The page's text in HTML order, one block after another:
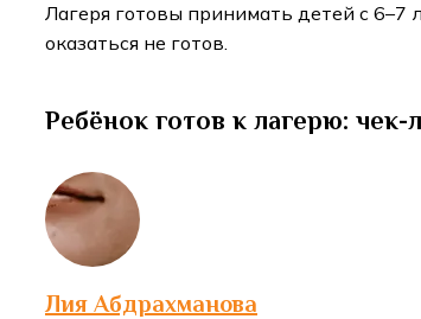
Лагеря готовы принимать детей с
оказаться не готов.
Ребёнок готов к лагерю: чек-
Лия Абдрахманова